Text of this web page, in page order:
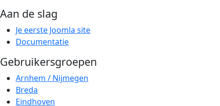
Aan de slag
Je eerste Joomla site
Documentatie
Gebruikersgroepen
Arnhem / Nijmegen
Breda
Eindhoven